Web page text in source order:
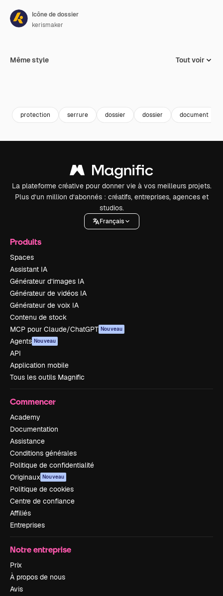
Icône de dossier
kerismaker
Même style Tout voir
protection serrure dossier dossier document
La plateforme créative pour donner vie à vos meilleurs projets.
Plus d’un million d’abonnés : créatifs, entreprises, agences et
studios.
Français
Produits
Spaces
Assistant IA
Générateur d’images IA
Générateur de vidéos IA
Générateur de voix IA
Contenu de stock
MCP pour Claude/ChatGPT Nouveau
Agents Nouveau
API
Application mobile
Tous les outils Magnific
Commencer
Academy
Documentation
Assistance
Conditions générales
Politique de confidentialité
Originaux Nouveau
Politique de cookies
Centre de confiance
Affiliés
Entreprises
Notre entreprise
Prix
À propos de nous
Avis